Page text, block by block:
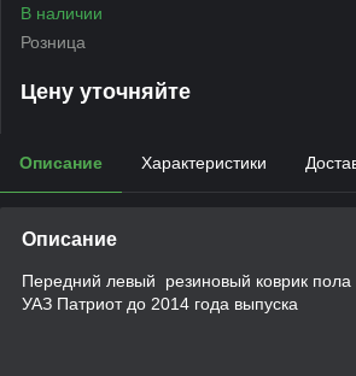
В наличии
Розница
Цену уточняйте
Описание Характеристики
Описание
Передний левый резиновый коврик
УАЗ Патриот до 2014 года выпуска